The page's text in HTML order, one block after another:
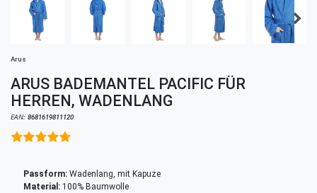
Arus
ARUS BADEMANTEL PACIFIC FÜR
HERREN, WADENLANG
EAN: 8681619811120
Passform: Wadenlang, mit Kapuze
Material: 100% Baumwolle